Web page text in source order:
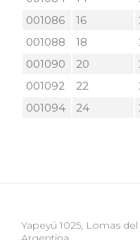
001086
16
001088
18
001090
20
001092
22
001094
24
Yapeyú 1025, Lomas